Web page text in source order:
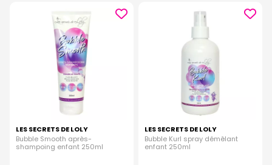
LES SECRETS DE LOLY
Bubble Smooth après-
shampoing enfant 250ml
LES SECRETS DE LOLY
Bubble Kurl spray démêlant
enfant 250ml